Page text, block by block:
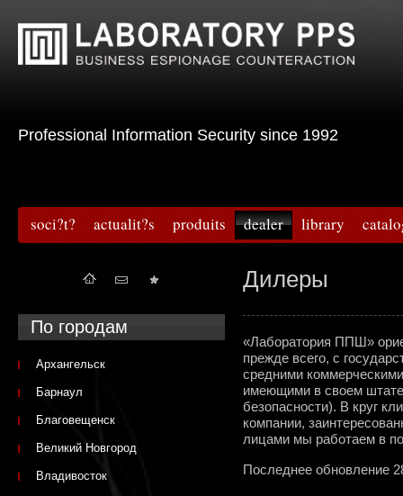
Professional Information Security since 1992
soci?t? actualit?s produits dealer library
Дилеры
«Лаборатория ППШ»
прежде всего, с
средними
имеющими в своем
безопасности). В круг
компании,
лицами мы работаем в
Последнее обновление
По городам
Архангельск
Барнаул
Благовещенск
Великий Новгород
Владивосток